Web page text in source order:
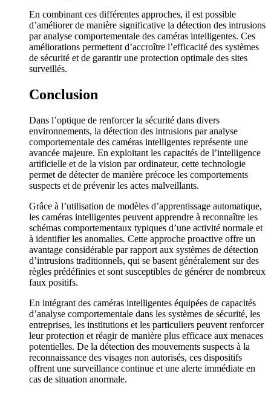
En combinant ces différentes approches, il est possible
d’améliorer de manière significative la détection des intrusions
par analyse comportementale des caméras intelligentes. Ces
améliorations permettent d’accroître l’efficacité des systèmes
de sécurité et de garantir une protection optimale des sites
surveillés.
Conclusion
Dans l’optique de renforcer la sécurité dans divers
environnements, la détection des intrusions par analyse
comportementale des caméras intelligentes représente une
avancée majeure. En exploitant les capacités de l’intelligence
artificielle et de la vision par ordinateur, cette technologie
permet de détecter de manière précoce les comportements
suspects et de prévenir les actes malveillants.
Grâce à l’utilisation de modèles d’apprentissage automatique,
les caméras intelligentes peuvent apprendre à reconnaître les
schémas comportementaux typiques d’une activité normale et
à identifier les anomalies. Cette approche proactive offre un
avantage considérable par rapport aux systèmes de détection
d’intrusions traditionnels, qui se basent généralement sur des
règles prédéfinies et sont susceptibles de générer de nombreux
faux positifs.
En intégrant des caméras intelligentes équipées de capacités
d’analyse comportementale dans les systèmes de sécurité, les
entreprises, les institutions et les particuliers peuvent renforcer
leur protection et réagir de manière plus efficace aux menaces
potentielles. De la détection des mouvements suspects à la
reconnaissance des visages non autorisés, ces dispositifs
offrent une surveillance continue et une alerte immédiate en
cas de situation anormale.